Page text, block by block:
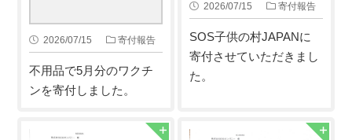
2026/07/15 寄付報告
不用品で5月分のワクチ
ンを寄付しました。
2026/07/15 寄付報告
SOS子供の村JAPANに
寄付させていただきまし
た。